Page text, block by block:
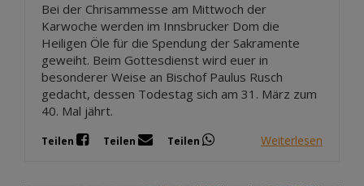
Bei der Chrisammesse am Mittwoch der
Karwoche werden im Innsbrucker Dom die
Heiligen Öle für die Spendung der Sakramente
geweiht. Beim Gottesdienst wird euer in
besonderer Weise an Bischof Paulus Rusch
gedacht, dessen Todestag sich am 31. März zum
40. Mal jährt.
Teilen Teilen Teilen Weiterlesen